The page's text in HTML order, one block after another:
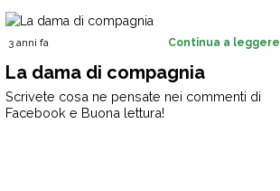
3 anni fa Continua a leggere
La dama di compagnia
Scrivete cosa ne pensate nei commenti di
Facebook e Buona lettura!